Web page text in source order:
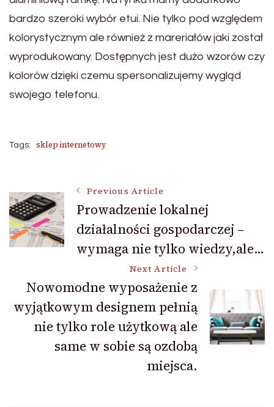
bardzo szeroki wybór etui. Nie tylko pod względem
kolorystycznym ale również z mareriałów jaki został
wyprodukowany. Dostępnych jest dużo wzorów czy
kolorów dzięki czemu spersonalizujemy wygląd
swojego telefonu.
Tags: sklep internetowy
Post
Navigation
Previous Article
Prowadzenie lokalnej
działalności gospodarczej –
wymaga nie tylko wiedzy,ale…
Next Article
Nowomodne wyposażenie z
wyjątkowym designem pełnią
nie tylko role użytkową ale
same w sobie są ozdobą
miejsca.